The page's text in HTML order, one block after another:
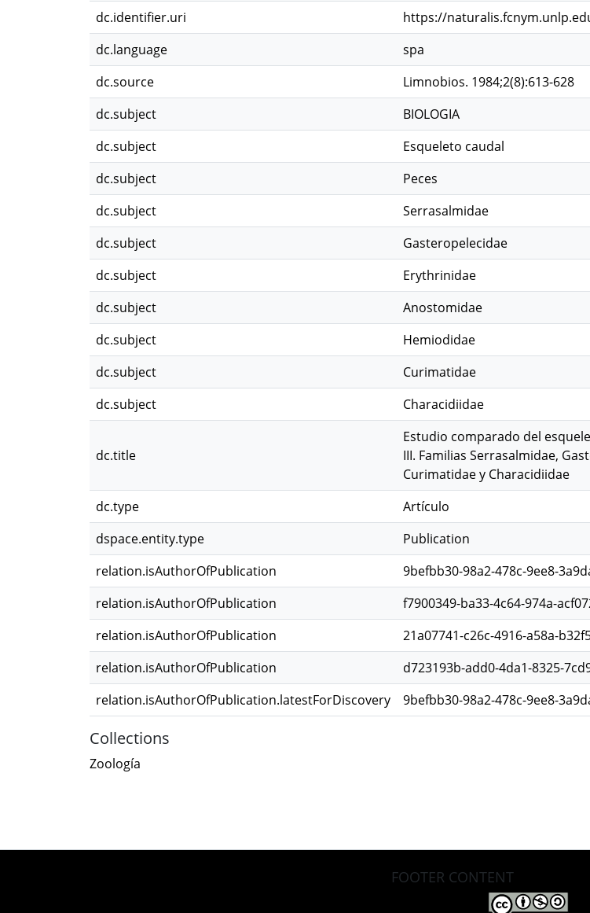
dc.identifier.uri
https://
dc.language
spa
dc.source
Limnobios. 1984;2(8):613-628
dc.subject
BIOLOGIA
dc.subject
Esqueleto caudal
dc.subject
Peces
dc.subject
Serrasalmidae
dc.subject
Gasteropelecidae
dc.subject
Erythrinidae
dc.subject
Anostomidae
dc.subject
Hemiodidae
dc.subject
Curimatidae
dc.subject
Characidiidae
dc.title
Estudio comparado del
III. Familias Serrasalmidae,
Curimatidae y Characidiidae
dc.type
Artículo
dspace.entity.type
Publication
relation.isAuthorOfPublication
9befbb30-98a2-478c-9ee8-
relation.isAuthorOfPublication
f7900349-ba33-4c64-974a-
relation.isAuthorOfPublication
21a07741-c26c-4916-a58a-
relation.isAuthorOfPublication
d723193b-add0-4da1-8325-
relation.isAuthorOfPublication.latestForDiscovery
9befbb30-98a2-478c-9ee8-
Collections
Zoología
FOOTER CONTENT